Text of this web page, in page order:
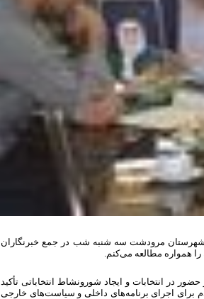
شهرستان مرودشت سه شنبه شب در جمع خبرنگاران
همواره مطالعه می‌کنم.
در انتخابات و ایجاد شورونشاط انتخاباتی تأکید
برای اجرای برنامه‌های داخلی و سیاست‌های خارجی